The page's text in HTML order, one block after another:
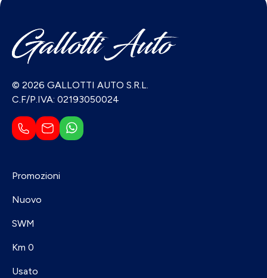
© 2026 GALLOTTI AUTO S.R.L.
C.F/P.IVA: 02193050024
Promozioni
Nuovo
SWM
Km 0
Usato